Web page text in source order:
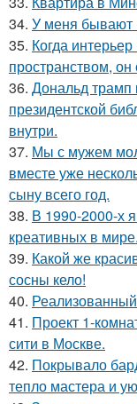
34. У меня бывают
35. Когда
пространством,
36. Дональд трамп
президентской
внутри.
37. Мы с мужем
вместе уже
сыну всего год.
38. В 1990-2000-х
креативных в мире.
39. Какой же
сосны кело!
40.
41. Проект 1-
сити в Москве.
42. Покрывало
тепло мастера и